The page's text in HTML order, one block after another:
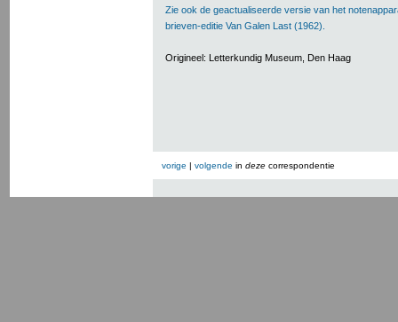
Zie ook de geactualiseerde versie van het
brieven-editie Van Galen Last (1962).
Origineel: Letterkundig Museum, Den Haag
vorige | volgende in deze correspondentie